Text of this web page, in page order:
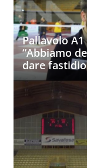
Pallavolo
“Abbiamo
dare